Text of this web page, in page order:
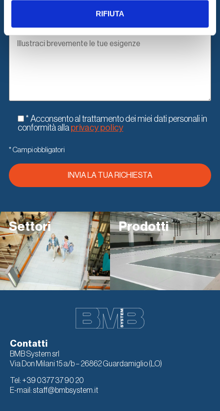
RIFIUTA
* Acconsento al trattamento dei miei dati personali in
conformità alla privacy policy
* Campi obbligatori
Settori Prodotti
Contatti
BMB System srl
Via Don Milani 15 a/b – 26862 Guardamiglio (LO)
Tel: +39 0377 37 90 20
E-mail:staff@bmbsystem.it